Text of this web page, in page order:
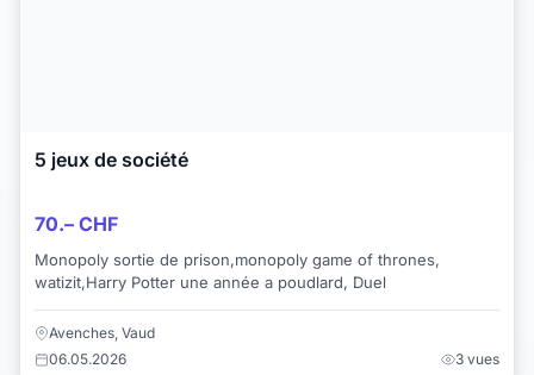
5 jeux de société
70.– CHF
Monopoly sortie de prison,monopoly game of thrones,
watizit,Harry Potter une année a poudlard, Duel
Avenches, Vaud
06.05.2026
3 vues